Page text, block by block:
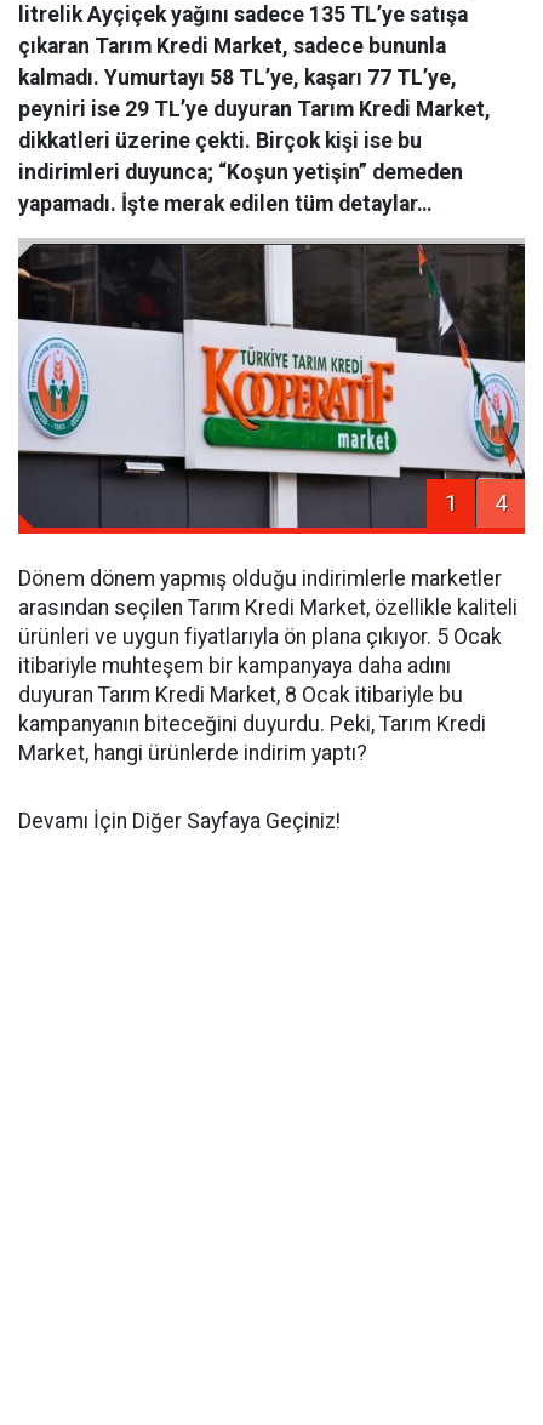
litrelik Ayçiçek yağını sadece 135 TL’ye satışa
çıkaran Tarım Kredi Market, sadece bununla
kalmadı. Yumurtayı 58 TL’ye, kaşarı 77 TL’ye,
peyniri ise 29 TL’ye duyuran Tarım Kredi Market,
dikkatleri üzerine çekti. Birçok kişi ise bu
indirimleri duyunca; “Koşun yetişin” demeden
yapamadı. İşte merak edilen tüm detaylar…
1 4
Dönem dönem yapmış olduğu indirimlerle marketler
arasından seçilen Tarım Kredi Market, özellikle kaliteli
ürünleri ve uygun fiyatlarıyla ön plana çıkıyor. 5 Ocak
itibariyle muhteşem bir kampanyaya daha adını
duyuran Tarım Kredi Market, 8 Ocak itibariyle bu
kampanyanın biteceğini duyurdu. Peki, Tarım Kredi
Market, hangi ürünlerde indirim yaptı?
Devamı İçin Diğer Sayfaya Geçiniz!